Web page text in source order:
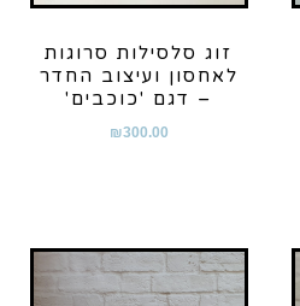
זוג סלסילות סרוגות
לאחסון ועיצוב החדר
– דגם 'כוכבים'
₪300.00